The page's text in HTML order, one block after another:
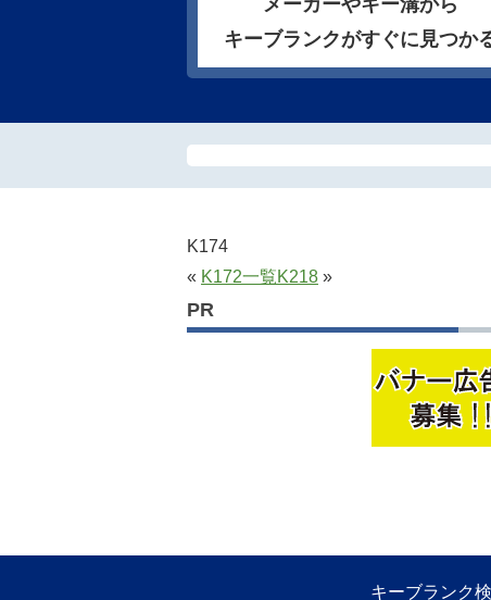
メーカーやキー溝から
キーブランクがすぐに見つか
K174
« K172一覧K218 »
PR
キーブランク